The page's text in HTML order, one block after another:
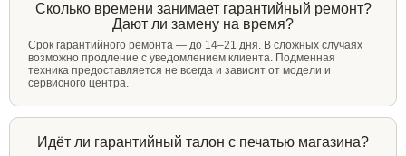
Сколько времени занимает гарантийный ремонт?
Дают ли замену на время?
Срок гарантийного ремонта — до 14–21 дня. В сложных случаях
возможно продление с уведомлением клиента. Подменная
техника предоставляется не всегда и зависит от модели и
сервисного центра.
Идёт ли гарантийный талон с печатью магазина?